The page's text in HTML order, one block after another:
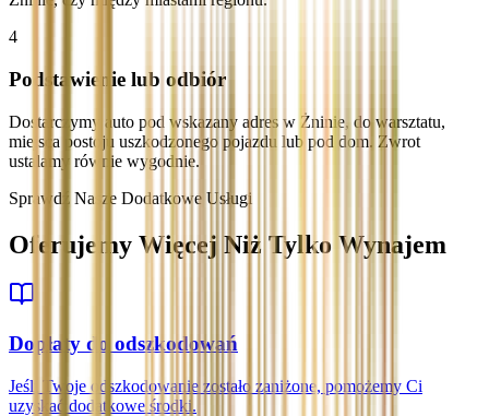
4
Podstawienie lub odbiór
Dostarczymy auto pod wskazany adres w Żninie, do warsztatu,
miejsca postoju uszkodzonego pojazdu lub pod dom. Zwrot
ustalamy równie wygodnie.
Sprawdź Nasze Dodatkowe Usługi
Oferujemy Więcej Niż Tylko Wynajem
Dopłaty do odszkodowań
Jeśli Twoje odszkodowanie zostało zaniżone, pomożemy Ci
uzyskać dodatkowe środki.